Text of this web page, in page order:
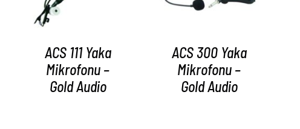
ACS 111 Yaka
Mikrofonu –
Gold Audio
ACS 300 Yaka
Mikrofonu –
Gold Audio